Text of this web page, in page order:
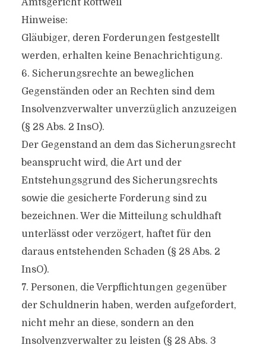
Amtsgericht Rottweil
Hinweise:
Gläubiger, deren Forderungen festgestellt
werden, erhalten keine Benachrichtigung.
6. Sicherungsrechte an beweglichen
Gegenständen oder an Rechten sind dem
Insolvenzverwalter unverzüglich anzuzeigen
(§ 28 Abs. 2 InsO).
Der Gegenstand an dem das Sicherungsrecht
beansprucht wird, die Art und der
Entstehungsgrund des Sicherungsrechts
sowie die gesicherte Forderung sind zu
bezeichnen. Wer die Mitteilung schuldhaft
unterlässt oder verzögert, haftet für den
daraus entstehenden Schaden (§ 28 Abs. 2
InsO).
7. Personen, die Verpflichtungen gegenüber
der Schuldnerin haben, werden aufgefordert,
nicht mehr an diese, sondern an den
Insolvenzverwalter zu leisten (§ 28 Abs. 3